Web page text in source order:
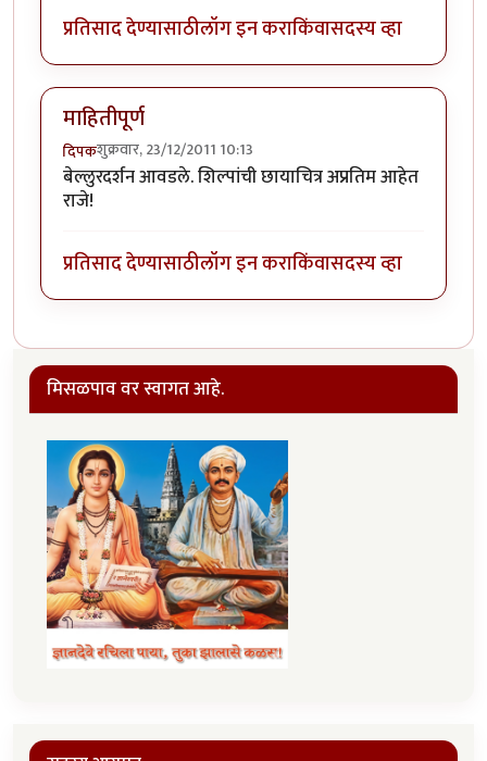
प्रतिसाद देण्यासाठीलॉग इन कराकिंवासदस्य व्हा
माहितीपूर्ण
दिपकशुक्रवार, 23/12/2011 10:13
बेल्लुरदर्शन आवडले. शिल्पांची छायाचित्र अप्रतिम आहेत
राजे!
प्रतिसाद देण्यासाठीलॉग इन कराकिंवासदस्य व्हा
मिसळपाव वर स्वागत आहे.